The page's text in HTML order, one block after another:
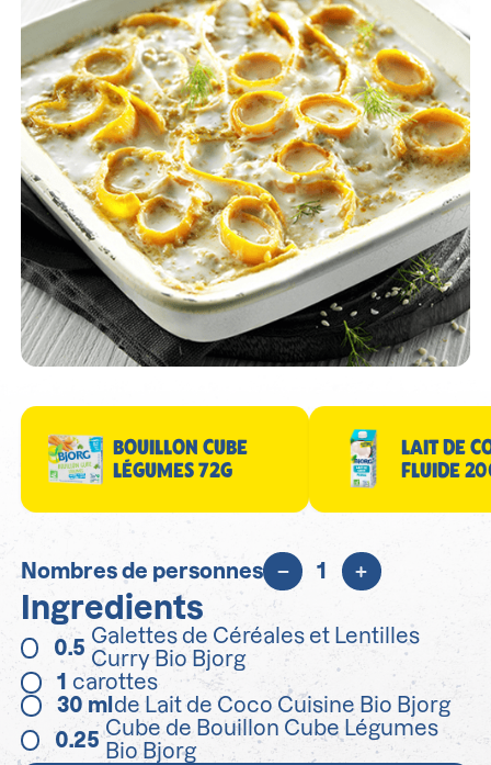
BOUILLON CUBE
LÉGUMES 72G
LAIT DE
FLUIDE
Nombres de personnes 1
Ingredients
0.5 Galettes de Céréales et Lentilles
Curry Bio Bjorg
1 carottes
30 ml de Lait de Coco Cuisine Bio Bjorg
0.25 Cube de Bouillon Cube Légumes
Bio Bjorg